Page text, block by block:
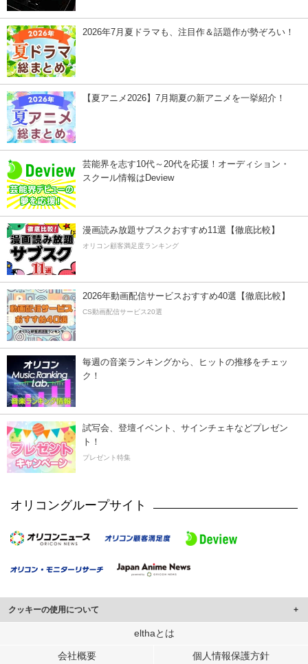
2026年7月夏ドラマも、注目作＆話題作が勢ぞろい！
【夏アニメ2026】7月期夏の新アニメを一挙紹介！
芸能界を志す10代～20代を応援！オーディション・
スクール情報はDeview
漫画読み放題サブスクおすすめ11選【徹底比較】
オリコン顧客満足度ランキング
2026年動画配信サービスおすすめ40選【徹底比較】
CS動画配信サービス20選
毎週の音楽ランキングから、ヒットの推移をチェッ
ク！
試写会、登壇イベント、サインチェキなどプレゼン
ト！
プレゼント特集
オリコングループサイト
クッキーの使用について
このサイトでは Cookie を使用して、ユーザーに合わせたコンテンツや広告の
行っています。
elthaとは
会社概要 個人情報保護方針